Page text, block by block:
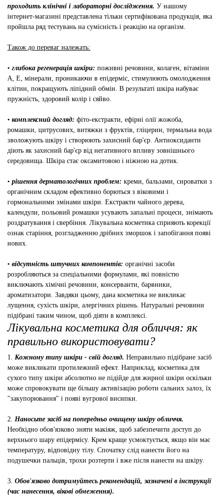
проходить клінічні і лабораторні дослідження. У нашому
інтернет-магазині представлена ​​тільки сертифікована продукція, яка
пройшла ряд тестувань на сумісність і реакцію на організм.
Також до переваг належать:
• глибока регенерація шкіри: поживні речовини, колаген, вітаміни
А, Е, мінерали, проникаючи в епідерміс, стимулюють омолодження
клітин, покращують ліпідний обмін. В результаті шкіра набуває
пружність, здоровий колір і сяйво.
• комплексний догляд: фіто-екстракти, ефірні олії жожоба,
ромашки, цитрусових, витяжки з фруктів, гліцерин, термальна вода
зволожують шкіру і створюють захисний бар'єр. Антиоксиданти
діють як захисний бар'єр від негативного впливу зовнішнього
середовища. Шкіра стає оксамитовою і ніжною на дотик.
• рішення дерматологічних проблем: креми, бальзами, сироватки з
органічним складом ефективно борються з віковими і
гормональними змінами шкіри. Екстракти чайного дерева,
календули, польовий ромашки усувають запальні процеси, знімають
роздратування і свербіння. Лікувальна косметика сприяють корекції
ознак старіння, розгладженню дрібних зморшок і запобігання появі
нових.
• відсутність штучних компонентів: органічні засоби
розробляються за спеціальними формулами, які повністю
виключають хімічні речовини, консерванти, барвники,
ароматизатори. Завдяки цьому, дана косметика не викликає
лущення, сухість шкіри, алергічних рішень. Натуральні речовини
підібрані таким чином, щоб діяти в комплексі.
Лікувальна косметика для обличчя: як
правильно використовувати?
1. Кожному типу шкіри - свій догляд. Неправильно підібране засіб
може викликати протилежний ефект. Наприклад, косметика для
сухого типу шкіри абсолютно не підійде для жирної шкіри оскільки
може спровокувати ще більшу активізацію роботи сальних залоз, їх
"закупорювання" і появі вугрової висипки.
2.
Наносьте засіб на попередньо очищену шкіру обличчя.
Необхідно обов'язково зняти макіяж, щоб забезпечити доступ до
верхнього шару епідермісу. Крем краще усмоктується, якщо він має
температуру, відповідну тілу. Спочатку слід нанести його на
подушечки пальців, трохи розтерти і вже після нанести на шкіру.
3. Обов'язково дотримуйтесь рекомендацій, зазначені в інструкції
(час нанесення, вікові обмеження).